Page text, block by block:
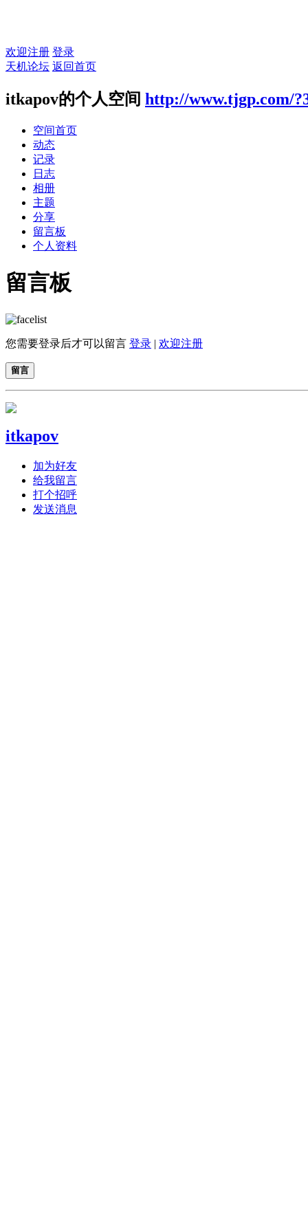
欢迎注册 登录
天机论坛 返回首页
itkapov的个人空间 http://www.tjgp.com/
空间首页
动态
记录
日志
相册
主题
分享
留言板
个人资料
留言板
您需要登录后才可以留言 登录 | 欢迎注册
留言
itkapov
加为好友
给我留言
打个招呼
发送消息